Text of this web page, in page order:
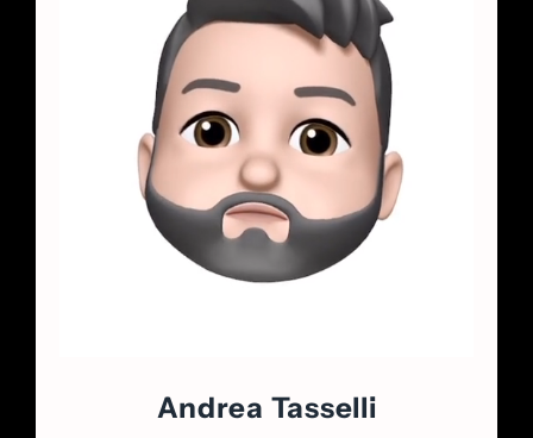
Andrea Tasselli